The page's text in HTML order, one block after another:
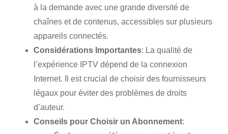
à la demande avec une grande diversité de
chaînes et de contenus, accessibles sur plusieurs
appareils connectés.
Considérations Importantes: La qualité de
l’expérience IPTV dépend de la connexion
Internet. Il est crucial de choisir des fournisseurs
légaux pour éviter des problèmes de droits
d’auteur.
Conseils pour Choisir un Abonnement: